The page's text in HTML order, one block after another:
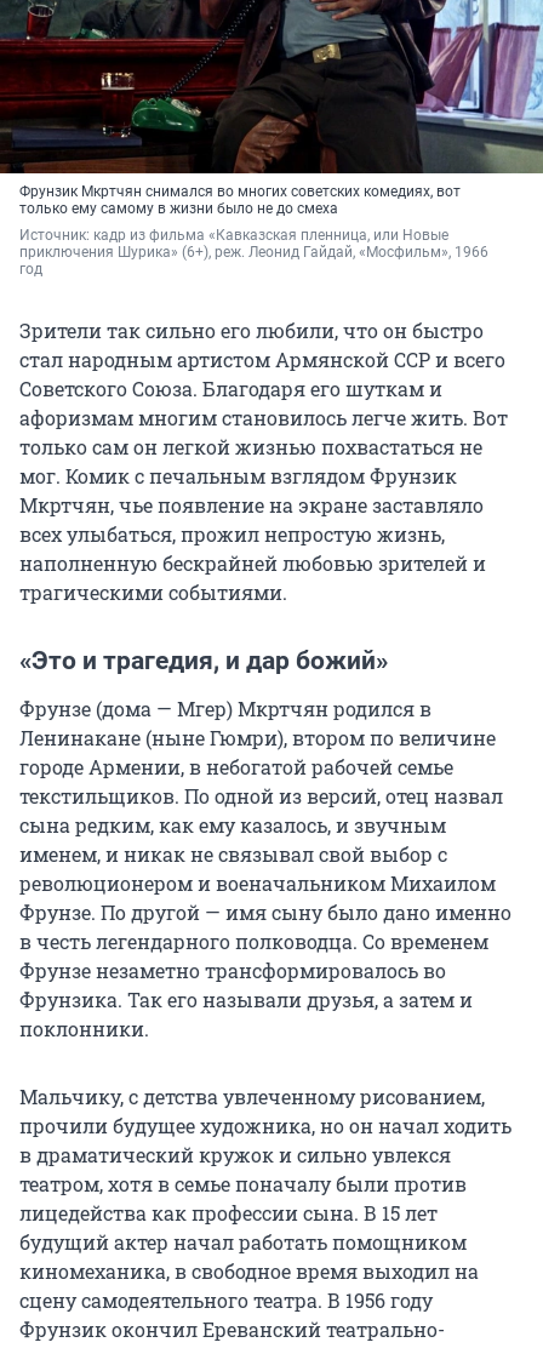
Фрунзик Мкртчян снимался во многих советских комедиях, вот
только ему самому в жизни было не до смеха
Источник: кадр из фильма «Кавказская пленница, или Новые
приключения Шурика» (6+), реж. Леонид Гайдай, «Мосфильм», 1966
год
Зрители так сильно его любили, что он быстро
стал народным артистом Армянской ССР и всего
Советского Союза. Благодаря его шуткам и
афоризмам многим становилось легче жить. Вот
только сам он легкой жизнью похвастаться не
мог. Комик с печальным взглядом Фрунзик
Мкртчян, чье появление на экране заставляло
всех улыбаться, прожил непростую жизнь,
наполненную бескрайней любовью зрителей и
трагическими событиями.
«Это и трагедия, и дар божий»
Фрунзе (дома — Мгер) Мкртчян родился в
Ленинакане (ныне Гюмри), втором по величине
городе Армении, в небогатой рабочей семье
текстильщиков. По одной из версий, отец назвал
сына редким, как ему казалось, и звучным
именем, и никак не связывал свой выбор с
революционером и военачальником Михаилом
Фрунзе. По другой — имя сыну было дано именно
в честь легендарного полководца. Со временем
Фрунзе незаметно трансформировалось во
Фрунзика. Так его называли друзья, а затем и
поклонники.
Мальчику, с детства увлеченному рисованием,
прочили будущее художника, но он начал ходить
в драматический кружок и сильно увлекся
театром, хотя в семье поначалу были против
лицедейства как профессии сына. В 15 лет
будущий актер начал работать помощником
киномеханика, в свободное время выходил на
сцену самодеятельного театра. В 1956 году
Фрунзик окончил Ереванский театрально-